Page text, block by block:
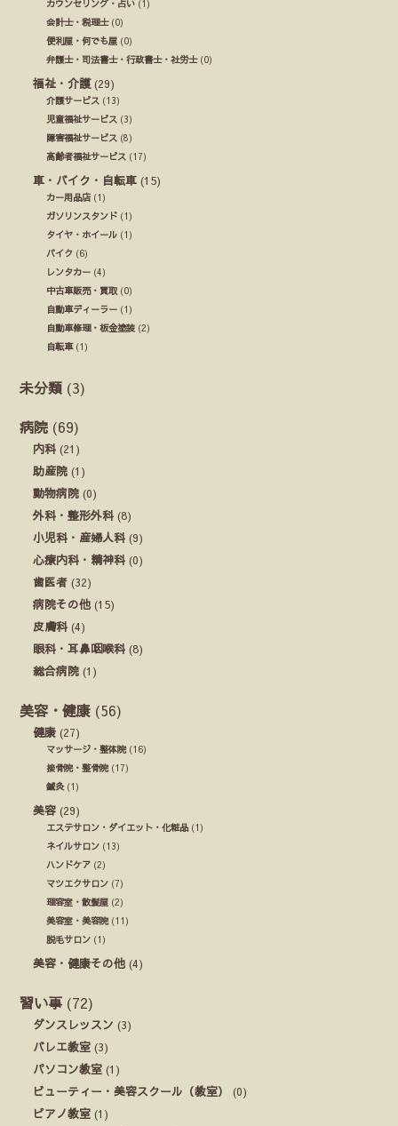
カウンセリング・占い (1)
会計士・税理士(0)
便利屋・何でも屋 (0)
弁護士・司法書士・行政書士・社労士(0)
福祉・介護(29)
介護サービス (13)
児童福祉サービス (3)
障害福祉サービス (8)
高齢者福祉サービス (17)
車・バイク・自転車 (15)
カー用品店 (1)
ガソリンスタンド (1)
タイヤ・ホイール (1)
バイク (6)
レンタカー (4)
中古車販売・買取 (0)
自動車ディーラー (1)
自動車修理・板金塗装 (2)
自転車(1)
未分類 (3)
病院 (69)
内科 (21)
助産院 (1)
動物病院 (0)
外科・整形外科 (8)
小児科・産婦人科 (9)
心療内科・精神科 (0)
歯医者 (32)
病院その他 (15)
皮膚科 (4)
眼科・耳鼻咽喉科 (8)
総合病院 (1)
美容・健康 (56)
健康 (27)
マッサージ・整体院(16)
接骨院・整骨院(17)
鍼灸(1)
美容 (29)
エステサロン・ダイエット・化粧品 (1)
ネイルサロン (13)
ハンドケア (2)
マツエクサロン (7)
理容室・散髪屋 (2)
美容室・美容院(11)
脱毛サロン (1)
美容・健康その他 (4)
習い事 (72)
ダンスレッスン (3)
バレエ教室 (3)
パソコン教室 (1)
ビューティー・美容スクール（教室）
(0)
ピアノ教室 (1)